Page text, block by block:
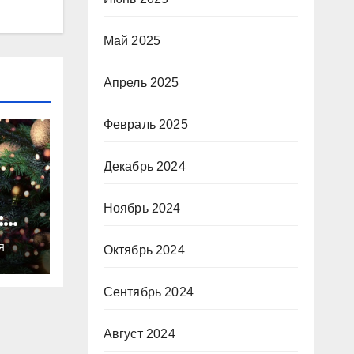
Май 2025
Апрель 2025
Февраль 2025
Декабрь 2024
Ноябрь 2024
Октябрь 2024
Сентябрь 2024
Август 2024